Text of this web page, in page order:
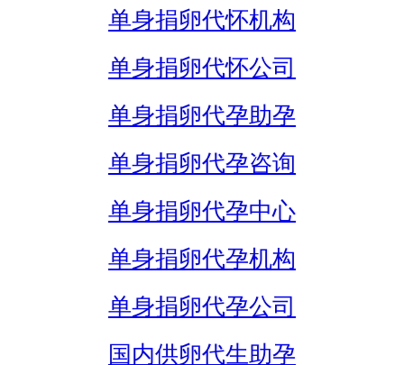
单身捐卵代怀机构
单身捐卵代怀公司
单身捐卵代孕助孕
单身捐卵代孕咨询
单身捐卵代孕中心
单身捐卵代孕机构
单身捐卵代孕公司
国内供卵代生助孕